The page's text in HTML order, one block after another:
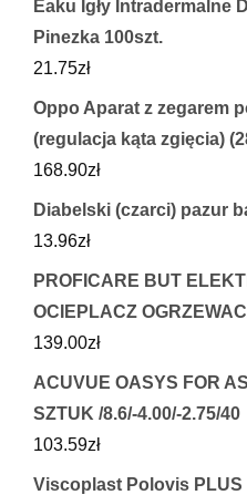
Eaku Igły Intradermalne
Pinezka 100szt.
21.75zł
Oppo Aparat z zegarem
(regulacja kąta zgięcia)
168.90zł
Diabelski (czarci) pazur
13.96zł
PROFICARE BUT
OCIEPLACZ
139.00zł
ACUVUE OASYS FOR
SZTUK /8.6/-4.00/-2.75/40
103.59zł
Viscoplast Polovis PLUS